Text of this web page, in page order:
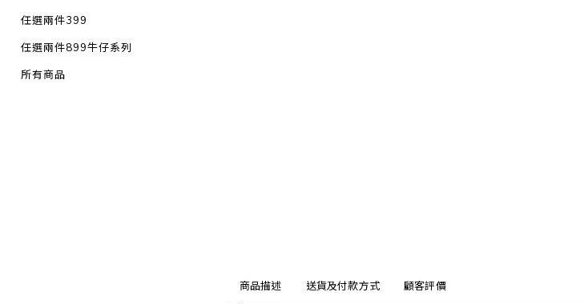
任選兩件399
任選兩件899牛仔系列
所有商品
商品描述 送貨及付款方式 顧客評價